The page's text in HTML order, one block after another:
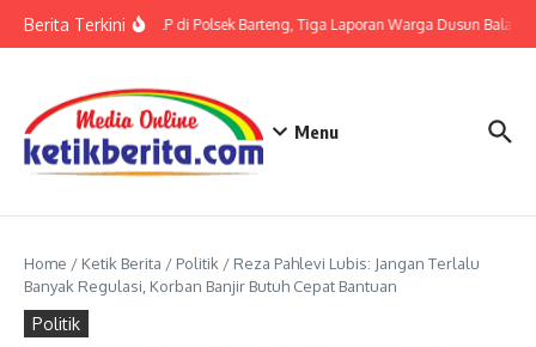
Berita TerkiniTerkait LP di Polsek Barteng, Tiga Laporan Warga Dusun Balaka
Menu
Home / Ketik Berita / Politik / Reza Pahlevi Lubis: Jangan Terlalu
Banyak Regulasi, Korban Banjir Butuh Cepat Bantuan
Politik